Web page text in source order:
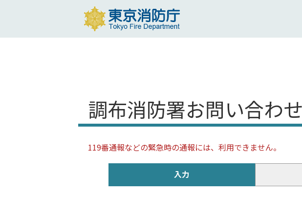
調布消防署お問い合わ
119番通報などの緊急時の通報には、利用できません。
入力